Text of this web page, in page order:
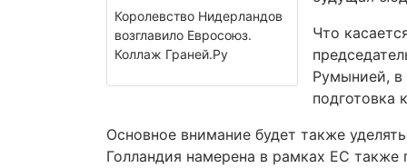
Королевство Нидерландов
возглавило Евросоюз.
Коллаж Граней.Ру
Что
Румынией, в
подготовка
Основное внимание будет также
Голландия намерена в рамках ЕС